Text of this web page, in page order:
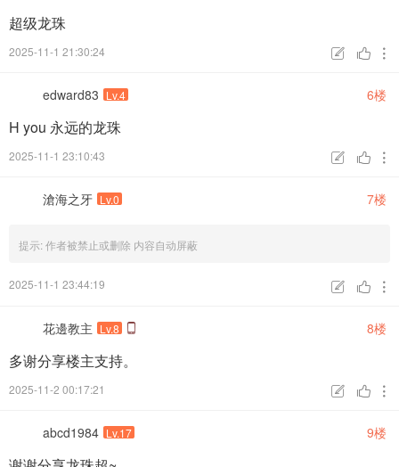
超级龙珠
2025-11-1 21:30:24  

edward83 Lv.4 6楼
H you 永远的龙珠
2025-11-1 23:10:43  

滄海之牙 Lv.0 7楼
提示: 作者被禁止或删除 内容自动屏蔽
2025-11-1 23:44:19  

花邊教主 Lv.8 8楼
多谢分享楼主支持。
2025-11-2 00:17:21  

abcd1984 Lv.17 9楼